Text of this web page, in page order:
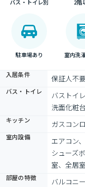
バス・トイレ別 2階
駐車場あり 室内洗
入居条件 保証人不
バス・トイレ
バストイ
洗面化粧
キッチン ガスコン
室内設備
エアコン
シューズ
室、全居
部屋の特徴
バルコニ